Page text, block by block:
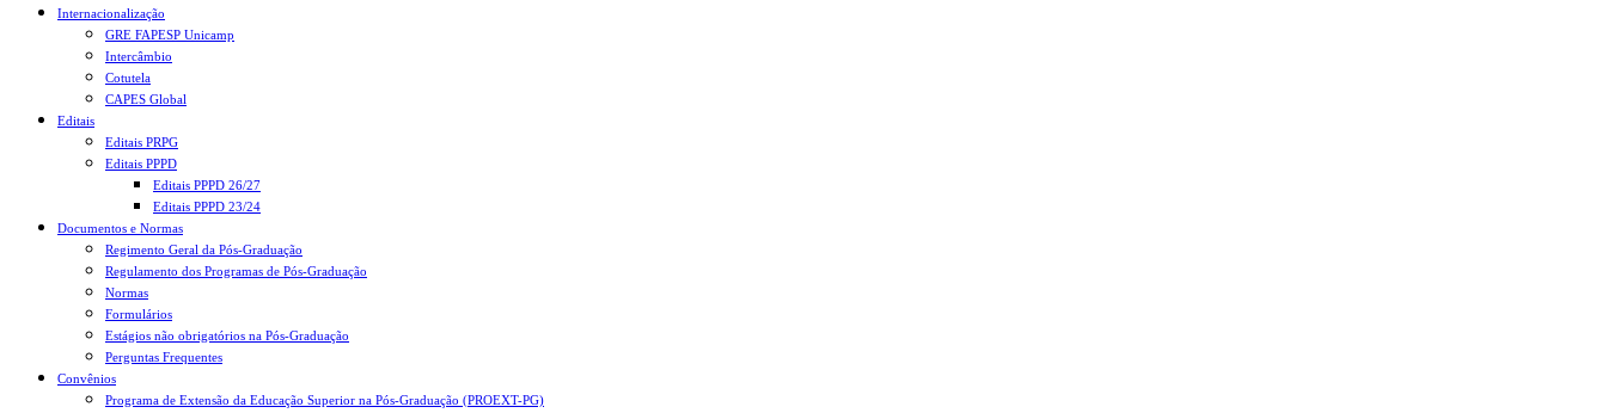
Internacionalização
GRE FAPESP Unicamp
Intercâmbio
Cotutela
CAPES Global
Editais
Editais PRPG
Editais PPPD
Editais PPPD 26/27
Editais PPPD 23/24
Documentos e Normas
Regimento Geral da Pós-Graduação
Regulamento dos Programas de Pós-Graduação
Normas
Formulários
Estágios não obrigatórios na Pós-Graduação
Perguntas Frequentes
Convênios
Programa de Extensão da Educação Superior na Pós-Graduação (PROEXT-PG)